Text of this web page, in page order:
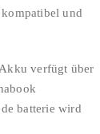
und
verfügt über
batterie wird